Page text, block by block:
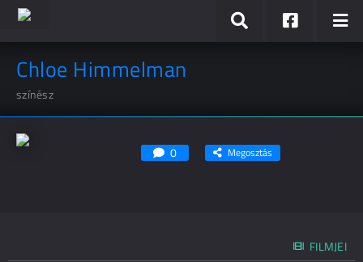
Chloe Himmelman
színész
0 Megosztás
FILMJEI